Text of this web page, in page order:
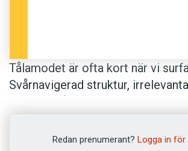
Tålamodet är ofta kort när vi
Svårnavigerad struktur,
Redan prenumerant? Logga in för